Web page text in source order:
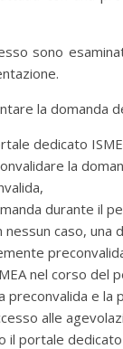
sono
la domanda
dedicato
la
durante il
caso, una
nel corso del
preconvalida e la
alle
portale dedicato